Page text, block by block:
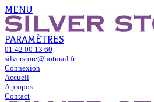
MENU
PARAMÈTRES
01 42 00 13 60
silverstore@hotmail.fr
Connexion
Accueil
A propos
Contact